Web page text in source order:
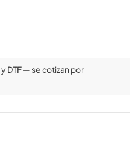
yDTF— se cotizan por